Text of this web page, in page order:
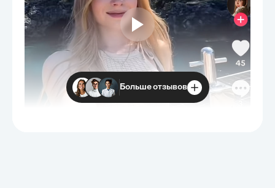
Больше отзывов